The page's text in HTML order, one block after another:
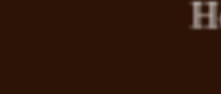
徐々に日の出が遅
引き続き冷たいも
や偏食を改め、軽